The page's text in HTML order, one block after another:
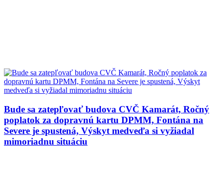
Bude sa zatepľovať budova CVČ Kamarát, Ročný
poplatok za dopravnú kartu DPMM, Fontána na
Severe je spustená, Výskyt medveďa si vyžiadal
mimoriadnu situáciu